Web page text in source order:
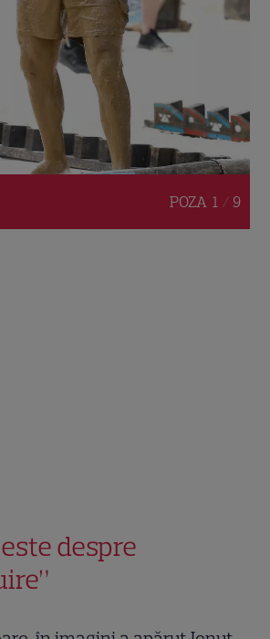
POZA 1 / 9
despre